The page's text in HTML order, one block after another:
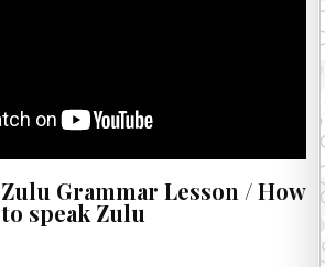
Zulu Grammar Lesson / How
to speak Zulu